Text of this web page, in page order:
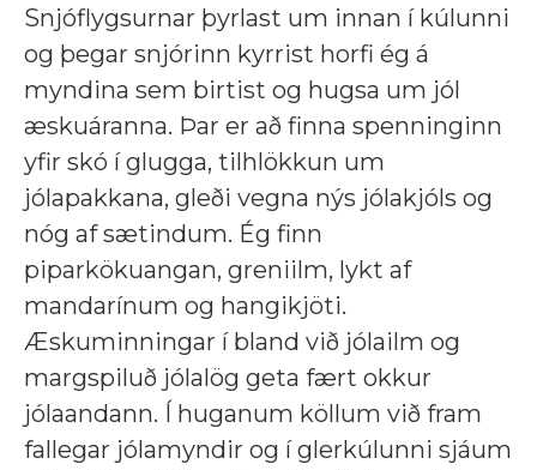
Snjóflygsurnar þyrlast um innan í kúlunni
og þegar snjórinn kyrrist horfi ég á
myndina sem birtist og hugsa um jól
æskuáranna. Þar er að finna spenninginn
yfir skó í glugga, tilhlökkun um
jólapakkana, gleði vegna nýs jólakjóls og
nóg af sætindum. Ég finn
piparkökuangan, greniilm, lykt af
mandarínum og hangikjöti.
Æskuminningar í bland við jólailm og
margspiluð jólalög geta fært okkur
jólaandann. Í huganum köllum við fram
fallegar jólamyndir og í glerkúlunni sjáum